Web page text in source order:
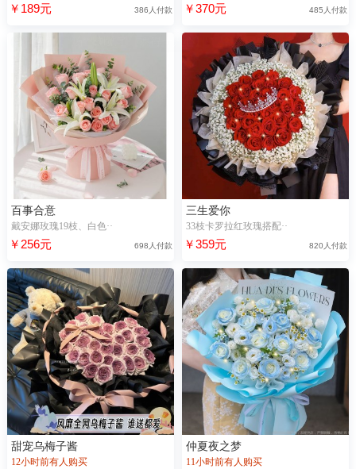
￥189元 386人付款 ￥370元 485人付款
百事合意
戴安娜玫瑰19枝、白色··
￥256元 698人付款
三生爱你
33枝卡罗拉红玫瑰搭配··
￥359元 820人付款
甜宠乌梅子酱
12小时前有人购买
仲夏夜之梦
11小时前有人购买